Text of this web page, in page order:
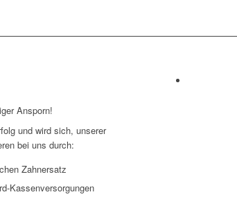
Ansporn!
und wird sich, unserer
bei uns durch:
Zahnersatz
Kassenversorgungen